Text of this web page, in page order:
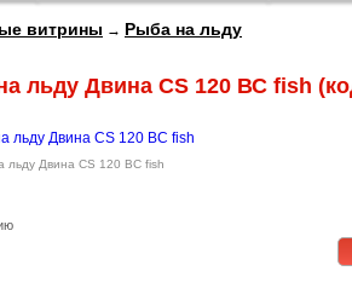
витрины → Рыба на льду
льду Двина CS 120 ВС fish
льду Двина CS 120 ВС fish